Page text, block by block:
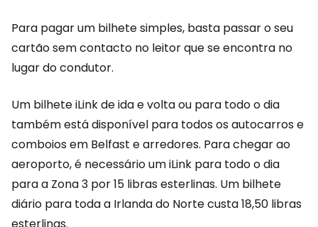
Para pagar um bilhete simples, basta passar o seu
cartão sem contacto no leitor que se encontra no
lugar do condutor.
Um bilhete iLink de ida e volta ou para todo o dia
também está disponível para todos os autocarros e
comboios em Belfast e arredores. Para chegar ao
aeroporto, é necessário um iLink para todo o dia
para a Zona 3 por 15 libras esterlinas. Um bilhete
diário para toda a Irlanda do Norte custa 18,50 libras